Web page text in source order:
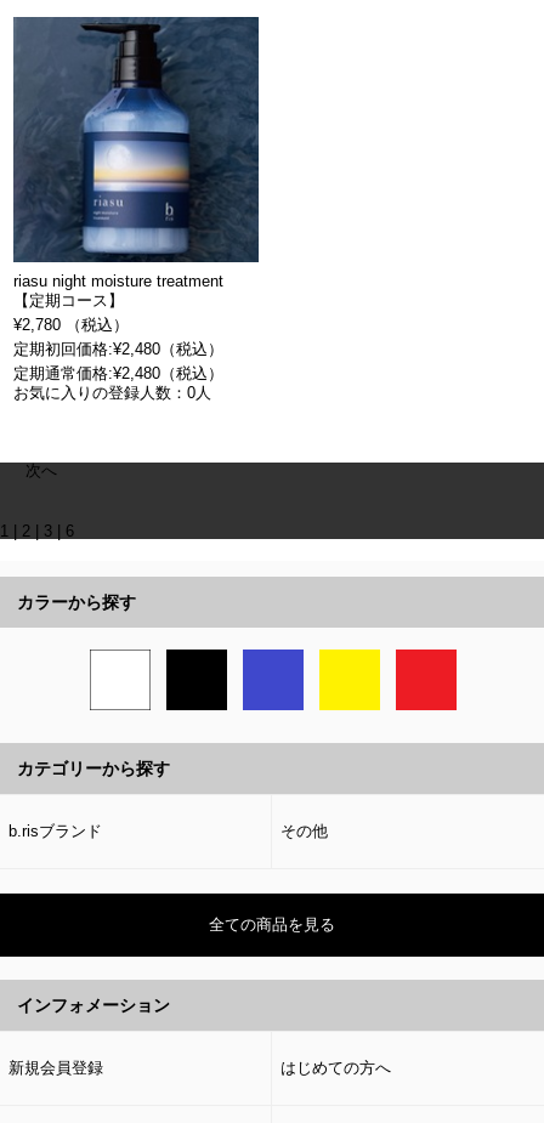
riasu night moisture treatment
【定期コース】
¥2,780 （税込）
定期初回価格:¥2,480（税込）
定期通常価格:¥2,480（税込）
お気に入りの登録人数：0人
次へ
1 2 3 6
カラーから探す
カテゴリーから探す
b.risブランド その他
全ての商品を見る
インフォメーション
新規会員登録 はじめての方へ